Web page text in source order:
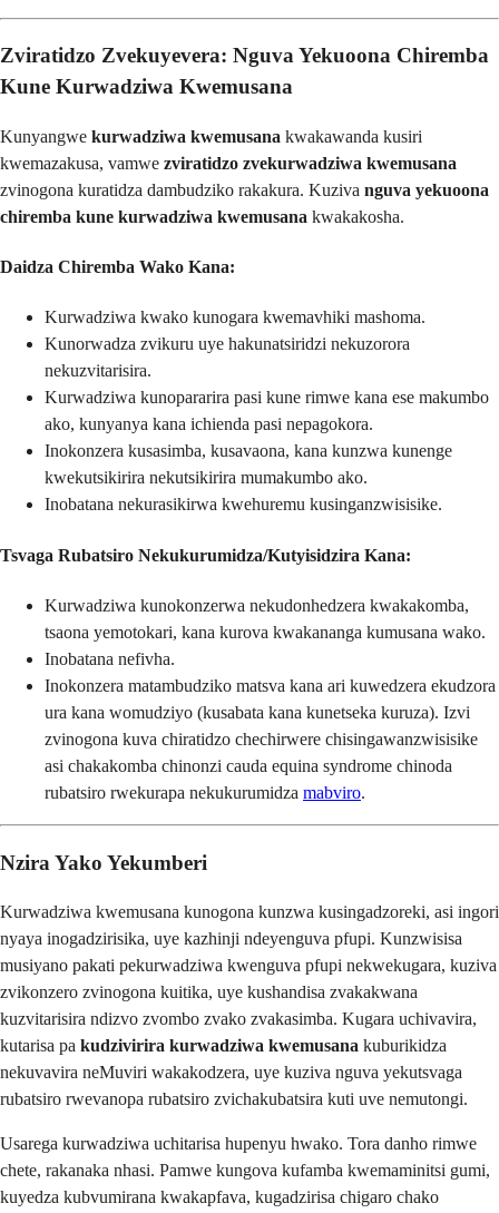
Zviratidzo Zvekuyevera: Nguva Yekuoona Chiremba
Kune Kurwadziwa Kwemusana
Kunyangwe kurwadziwa kwemusana kwakawanda kusiri
kwemazakusa, vamwe zviratidzo zvekurwadziwa kwemusana
zvinogona kuratidza dambudziko rakakura. Kuziva nguva yekuoona
chiremba kune kurwadziwa kwemusana kwakakosha.
Daidza Chiremba Wako Kana:
Kurwadziwa kwako kunogara kwemavhiki mashoma.
Kunorwadza zvikuru uye hakunatsiridzi nekuzorora
nekuzvitarisira.
Kurwadziwa kunopararira pasi kune rimwe kana ese makumbo
ako, kunyanya kana ichienda pasi nepagokora.
Inokonzera kusasimba, kusavaona, kana kunzwa kunenge
kwekutsikirira nekutsikirira mumakumbo ako.
Inobatana nekurasikirwa kwehuremu kusinganzwisisike.
Tsvaga Rubatsiro Nekukurumidza/Kutyisidzira Kana:
Kurwadziwa kunokonzerwa nekudonhedzera kwakakomba,
tsaona yemotokari, kana kurova kwakananga kumusana wako.
Inobatana nefivha.
Inokonzera matambudziko matsva kana ari kuwedzera ekudzora
ura kana womudziyo (kusabata kana kunetseka kuruza). Izvi
zvinogona kuva chiratidzo chechirwere chisingawanzwisisike
asi chakakomba chinonzi cauda equina syndrome chinoda
rubatsiro rwekurapa nekukurumidza mabviro.
Nzira Yako Yekumberi
Kurwadziwa kwemusana kunogona kunzwa kusingadzoreki, asi ingori
nyaya inogadzirisika, uye kazhinji ndeyenguva pfupi. Kunzwisisa
musiyano pakati pekurwadziwa kwenguva pfupi nekwekugara, kuziva
zvikonzero zvinogona kuitika, uye kushandisa zvakakwana
kuzvitarisira ndizvo zvombo zvako zvakasimba. Kugara uchivavira,
kutarisa pa kudzivirira kurwadziwa kwemusana kuburikidza
nekuvavira neMuviri wakakodzera, uye kuziva nguva yekutsvaga
rubatsiro rwevanopa rubatsiro zvichakubatsira kuti uve nemutongi.
Usarega kurwadziwa uchitarisa hupenyu hwako. Tora danho rimwe
chete, rakanaka nhasi. Pamwe kungova kufamba kwemaminitsi gumi,
kuyedza kubvumirana kwakapfava, kugadzirisa chigaro chako